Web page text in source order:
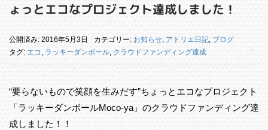
ょっとエコなプロジェクト達成しました！
公開済み: 2016年5月3日 カテゴリー: お知らせ, アトリエ日記, ブログ
タグ: エコ , ラッキーダンボール, クラウドファンディング達成
“要らないもので笑顔を生みだす”ちょっとエコなプロジェクト
「ラッキーダンボールMoco-ya」のクラウドファンディング達
成しました！！